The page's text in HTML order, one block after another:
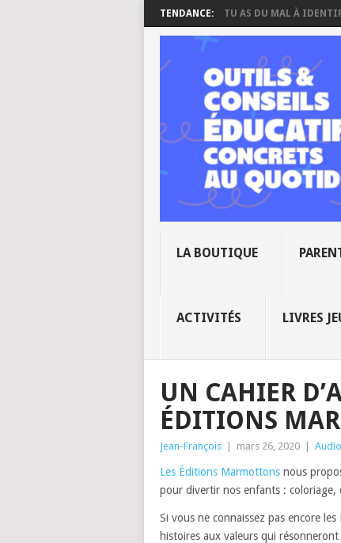
TENDANCE: TU AS DU MAL À
LA BOUTIQUE
ACTIVITÉS LIVRES
UN CAHIER
ÉDITIONS
Jean-François mars 26, 2020 Audio
Les Éditions Marmottons nous
pour divertir nos enfants :
Si vous ne connaissez pas encore
histoires aux valeurs qui